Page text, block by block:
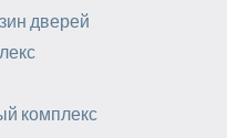
дверей
комплекс